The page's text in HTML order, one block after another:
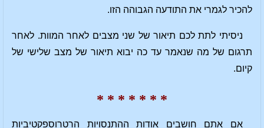
להכיר לגמרי את התודעה הגבוהה הזו.
ניסיתי לתת לכם תיאור של שני מצבים לאחר המוות. לאחר
תרגום של מה שנאמר עד כה יבוא תיאור של מצב שלישי של
קיום.
* * * * * * *
אם אתם חושבים אודות ההתנסויות הרטרוספקטיביות